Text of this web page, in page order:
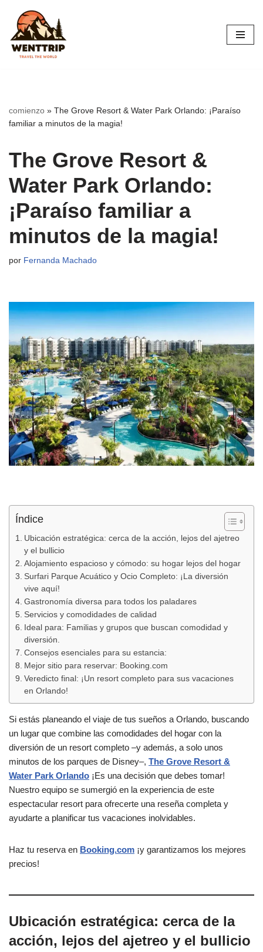
Saltar
al
contenido
comienzo » The Grove Resort & Water Park Orlando: ¡Paraíso
familiar a minutos de la magia!
The Grove Resort &
Water Park Orlando:
¡Paraíso familiar a
minutos de la magia!
por Fernanda Machado
Índice
Ubicación estratégica: cerca de la acción, lejos del ajetreo
y el bullicio
Alojamiento espacioso y cómodo: su hogar lejos del hogar
Surfari Parque Acuático y Ocio Completo: ¡La diversión
vive aquí!
Gastronomía diversa para todos los paladares
Servicios y comodidades de calidad
Ideal para: Familias y grupos que buscan comodidad y
diversión.
Consejos esenciales para su estancia:
Mejor sitio para reservar: Booking.com
Veredicto final: ¡Un resort completo para sus vacaciones
en Orlando!
Si estás planeando el viaje de tus sueños a Orlando, buscando
un lugar que combine las comodidades del hogar con la
diversión de un resort completo –y además, a solo unos
minutos de los parques de Disney–, The Grove Resort &
Water Park Orlando ¡Es una decisión que debes tomar!
Nuestro equipo se sumergió en la experiencia de este
espectacular resort para ofrecerte una reseña completa y
ayudarte a planificar tus vacaciones inolvidables.
Haz tu reserva en Booking.com ¡y garantizamos los mejores
precios!
Ubicación estratégica: cerca de la
acción, lejos del ajetreo y el bullicio